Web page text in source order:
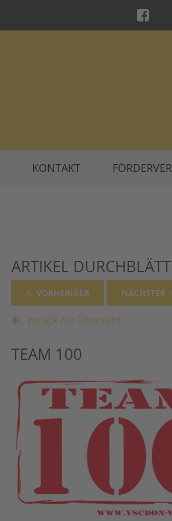
KONTAKT
ARTIKEL
VORHERIGER NÄCHSTER
zurück zur Übersicht
TEAM 100